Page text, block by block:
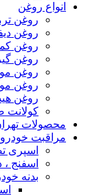
انواع روغن
روغن
روغن
روغن
روغن
روغن
روغن
روغن
کولانت
محصولات تهران
مراقبت خودرو
اسپری
اسفنج
بدنه